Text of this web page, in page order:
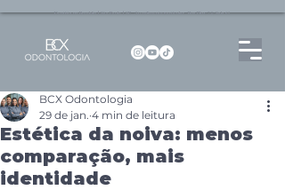
Dentista no Brooklin | São Paulo | SP Atendimento particular Rua Pitu, 72, Sala 65
Estética da noiva: menos
comparação, mais
identidade
BCX Odontologia
29 de jan. 4 min de leitura